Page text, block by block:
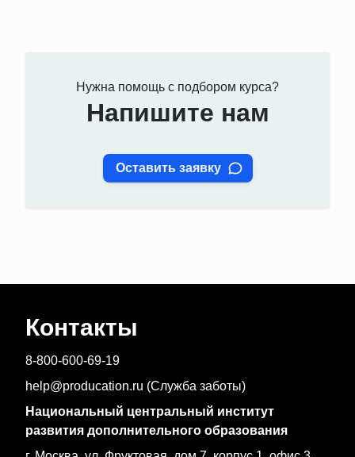
Нужна помощь с подбором курса?
Напишите нам
Оставить заявку
Контакты
8-800-600-69-19
help@producation.ru (Служба заботы)
Национальный центральный институт
развития дополнительного образования